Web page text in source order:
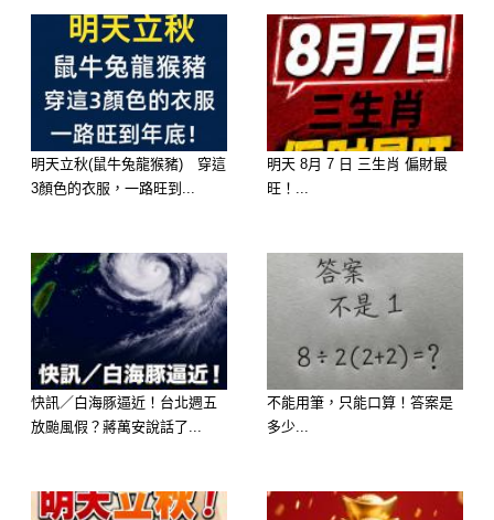
地善良，生肖兔的女人命中福氣比較深
厚，後天得天解、祿勳兩大吉星的眷
顧，會保佑家中的財運越來越旺盛，丈
夫也有機會能大賺一筆，並且在照顧子
女方面，生肖兔的女人很有自己的方
法，她們在婚姻生活中最為享福，老來
明天立秋(鼠牛兔龍猴豬) 穿這
3顏色的衣服，一路旺到...
明天 8月 7 日 三生肖 偏財最
旺！...
快訊／白海豚逼近！台北週五
放颱風假？蔣萬安說話了...
不能用筆，只能口算！答案是
多少...